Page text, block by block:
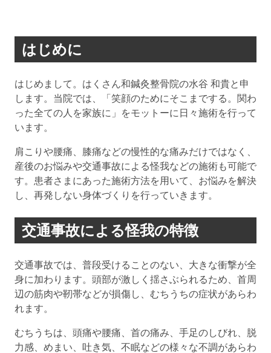
はじめに
はじめまして。はくさん和鍼灸整骨院の水谷 和貴と申
します。当院では、「笑顔のためにそこまでする。関わ
った全ての人を家族に」をモットーに日々施術を行って
います。
肩こりや腰痛、膝痛などの慢性的な痛みだけではなく、
産後のお悩みや交通事故による怪我などの施術も可能で
す。患者さまにあった施術方法を用いて、お悩みを解決
し、再発しない身体づくりを行っていきます。
交通事故による怪我の特徴
交通事故では、普段受けることのない、大きな衝撃が全
身に加わります。頭部が激しく揺さぶられるため、首周
辺の筋肉や靭帯などが損傷し、むちうちの症状があらわ
れます。
むちうちは、頭痛や腰痛、首の痛み、手足のしびれ、脱
力感、めまい、吐き気、不眠などの様々な不調があらわ